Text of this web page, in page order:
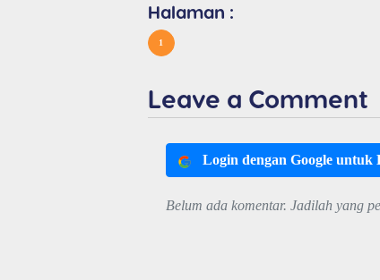
Halaman :
1
Leave a Comment
Login dengan Google untuk
Belum ada komentar. Jadilah yang